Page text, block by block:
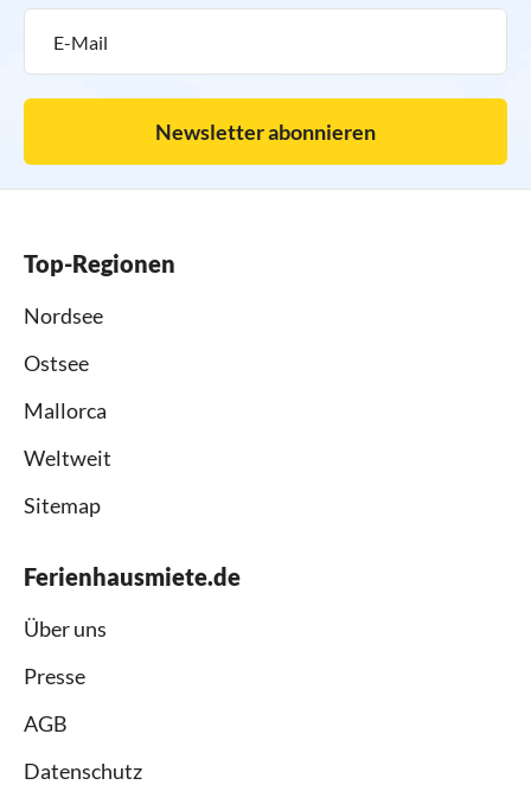
Newsletter abonnieren
Top-Regionen
Nordsee
Ostsee
Mallorca
Weltweit
Sitemap
Ferienhausmiete.de
Über uns
Presse
AGB
Datenschutz